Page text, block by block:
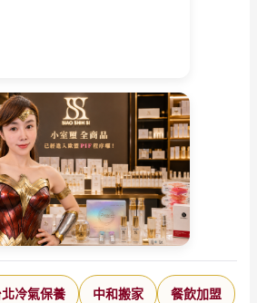
北冷氣保養 中和搬家 餐飲加盟